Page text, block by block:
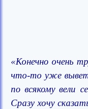
«Конечно очень
что-то уже
по всякому вели
Сразу хочу